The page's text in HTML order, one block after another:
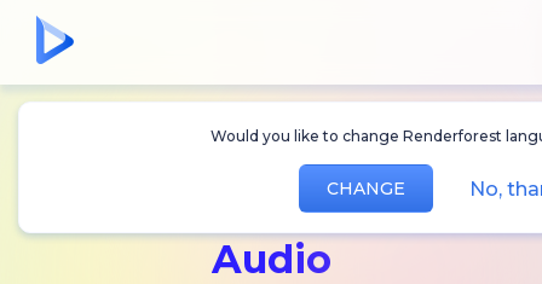
Would you like to change Renderforest
CHANGE No,
Erstellen SieKI-
Bilder und
Audio